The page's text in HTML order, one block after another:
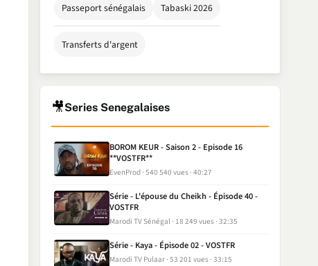
Passeport sénégalais Tabaski 2026
Transferts d'argent
🎥Series Senegalaises
BOROM KEUR - Saison 2 - Episode 16
**VOSTFR**
EvenProd 540 540 vues 40:27
Série - L'épouse du Cheikh - Épisode 40 -
VOSTFR
Marodi TV Sénégal 18 249 vues 32:35
Série - Kaya - Épisode 02 - VOSTFR
Marodi TV Pulaar 53 201 vues 33:15